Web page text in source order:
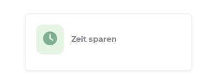
Zeit sparen